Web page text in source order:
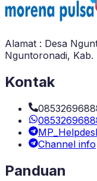
Alamat : Desa
Nguntoronadi,
Kontak
Channel info
Panduan